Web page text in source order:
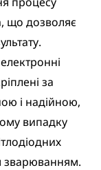
що дозволяє
за
і надійною,
випадку